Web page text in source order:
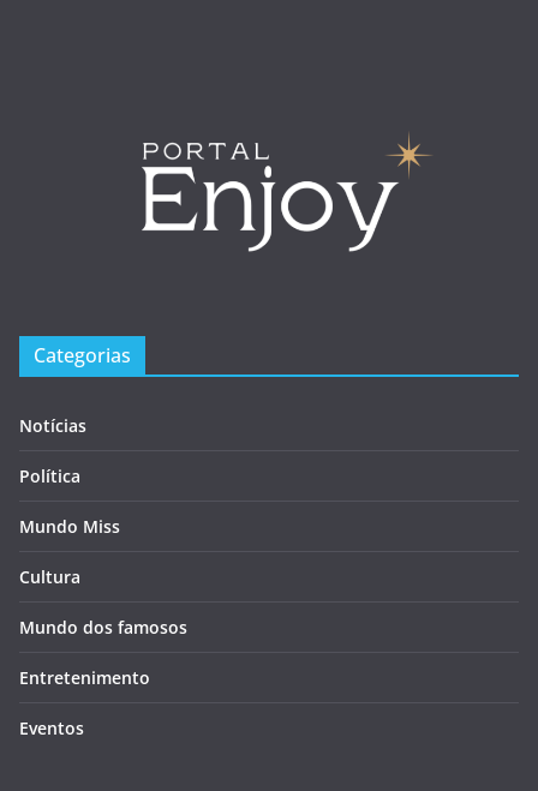
Categorias
Notícias
Política
Mundo Miss
Cultura
Mundo dos famosos
Entretenimento
Eventos